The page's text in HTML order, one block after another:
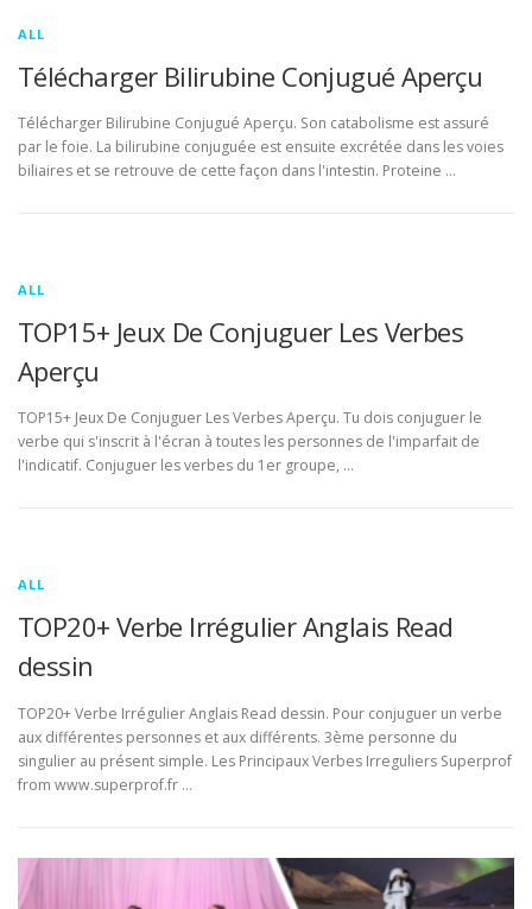
ALL
Télécharger Bilirubine Conjugué Aperçu
Télécharger Bilirubine Conjugué Aperçu. Son catabolisme est assuré
par le foie. La bilirubine conjuguée est ensuite excrétée dans les voies
biliaires et se retrouve de cette façon dans l'intestin. Proteine …
ALL
TOP15+ Jeux De Conjuguer Les Verbes
Aperçu
TOP15+ Jeux De Conjuguer Les Verbes Aperçu. Tu dois conjuguer le
verbe qui s'inscrit à l'écran à toutes les personnes de l'imparfait de
l'indicatif. Conjuguer les verbes du 1er groupe, …
ALL
TOP20+ Verbe Irrégulier Anglais Read
dessin
TOP20+ Verbe Irrégulier Anglais Read dessin. Pour conjuguer un verbe
aux différentes personnes et aux différents. 3ème personne du
singulier au présent simple. Les Principaux Verbes Irreguliers Superprof
from www.superprof.fr …